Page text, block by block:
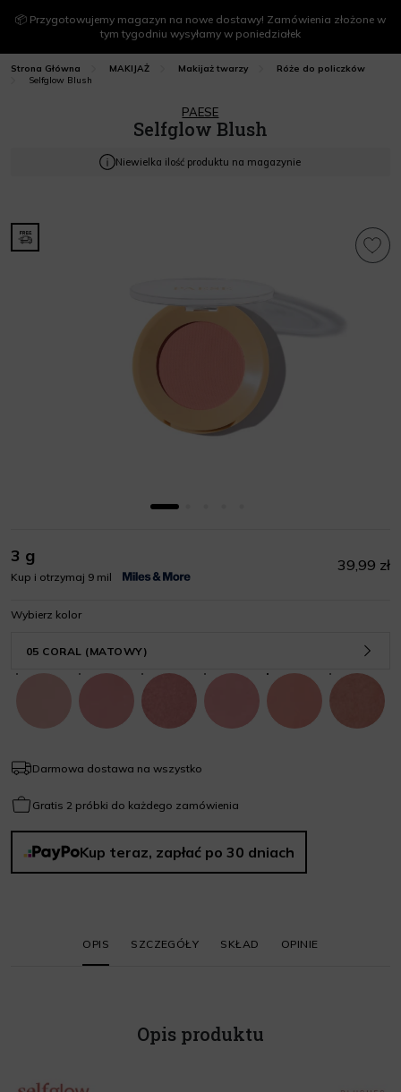
📦 Przygotowujemy magazyn na nowe dostawy! Zamówienia złożone w
tym tygodniu wysyłamy w poniedziałek
Strona Główna MAKIJAŻ Makijaż twarzy
Róże do policzków
Selfglow Blush
PAESE
Selfglow Blush
Niewielka ilość produktu na magazynie
Wybierz kolor
05 CORAL (MATOWY)
3 g
Kup i otrzymaj 9 mil
39,99 zł
Darmowa dostawa na wszystko
Gratis 2 próbki do każdego zamówienia
Kup teraz, zapłać po 30 dniach
OPIS SZCZEGÓŁY SKŁAD OPINIE
Opis produktu